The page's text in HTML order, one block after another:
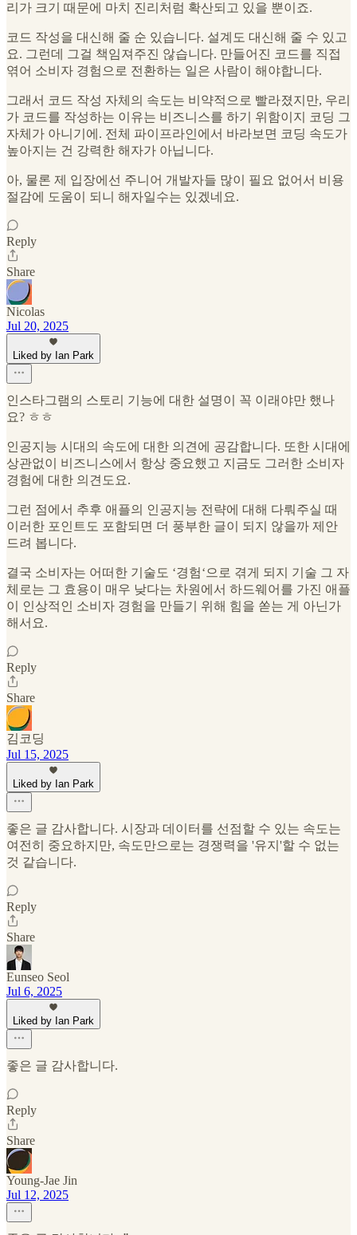
리가 크기 때문에 마치 진리처럼 확산되고 있을 뿐이죠.
코드 작성을 대신해 줄 순 있습니다. 설계도 대신해 줄 수 있고
요. 그런데 그걸 책임져주진 않습니다. 만들어진 코드를 직접
엮어 소비자 경험으로 전환하는 일은 사람이 해야합니다.
그래서 코드 작성 자체의 속도는 비약적으로 빨라졌지만, 우리
가 코드를 작성하는 이유는 비즈니스를 하기 위함이지 코딩 그
자체가 아니기에. 전체 파이프라인에서 바라보면 코딩 속도가
높아지는 건 강력한 해자가 아닙니다.
아, 물론 제 입장에선 주니어 개발자들 많이 필요 없어서 비용
절감에 도움이 되니 해자일수는 있겠네요.
Reply
Share
Nicolas
Jul 20, 2025
Liked by Ian Park
인스타그램의 스토리 기능에 대한 설명이 꼭 이래야만 했나
요? ㅎㅎ
인공지능 시대의 속도에 대한 의견에 공감합니다. 또한 시대에
상관없이 비즈니스에서 항상 중요했고 지금도 그러한 소비자
경험에 대한 의견도요.
그런 점에서 추후 애플의 인공지능 전략에 대해 다뤄주실 때
이러한 포인트도 포함되면 더 풍부한 글이 되지 않을까 제안
드려 봅니다.
결국 소비자는 어떠한 기술도 ‘경험‘으로 겪게 되지 기술 그 자
체로는 그 효용이 매우 낮다는 차원에서 하드웨어를 가진 애플
이 인상적인 소비자 경험을 만들기 위해 힘을 쏟는 게 아닌가
해서요.
Reply
Share
김코딩
Jul 15, 2025
Liked by Ian Park
좋은 글 감사합니다. 시장과 데이터를 선점할 수 있는 속도는
여전히 중요하지만, 속도만으로는 경쟁력을 '유지'할 수 없는
것 같습니다.
Reply
Share
Eunseo Seol
Jul 6, 2025
Liked by Ian Park
좋은 글 감사합니다.
Reply
Share
Young-Jae Jin
Jul 12, 2025